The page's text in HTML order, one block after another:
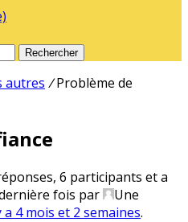
Rechercher
autres / Problème de
6 participants et a
fois par
Une
a 4 mois et 2 semaines.